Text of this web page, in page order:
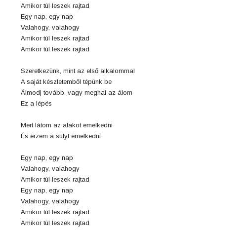
Amikor túl leszek rajtad
Egy nap, egy nap
Valahogy, valahogy
Amikor túl leszek rajtad
Amikor túl leszek rajtad
Szeretkezünk, mint az első alkalommal
A saját készletemből tépünk be
Álmodj tovább, vagy meghal az álom
Ez a lépés
Mert látom az alakot emelkedni
És érzem a súlyt emelkedni
Egy nap, egy nap
Valahogy, valahogy
Amikor túl leszek rajtad
Egy nap, egy nap
Valahogy, valahogy
Amikor túl leszek rajtad
Amikor túl leszek rajtad